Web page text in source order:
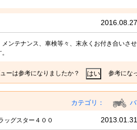
ンテナンス、車検等々、末永くお付き合いさ
ーは参考になりましたか？ 参考にな
カテゴリ：
グスター４００